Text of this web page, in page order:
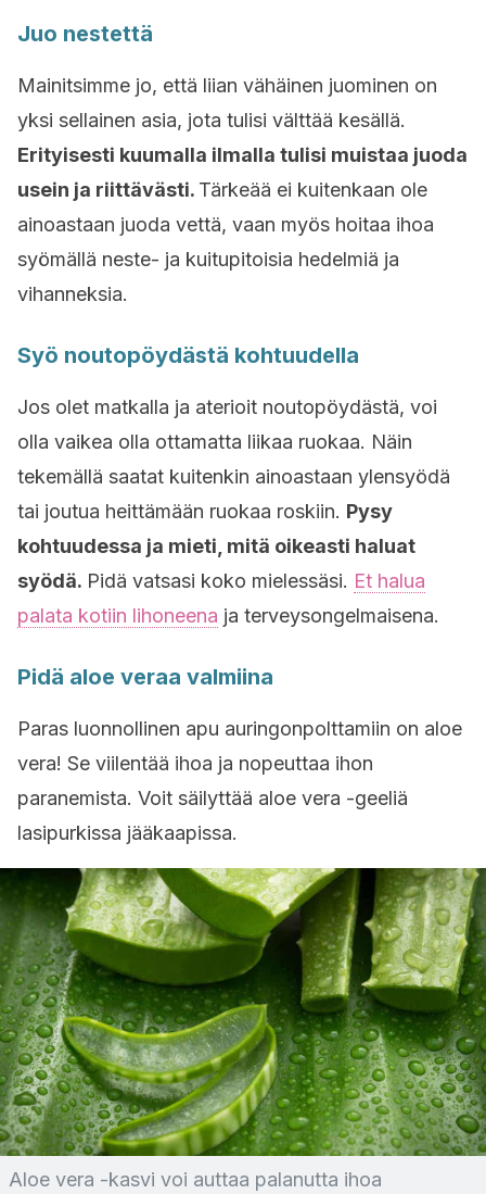
Juo nestettä
Mainitsimme jo, että liian vähäinen juominen on
yksi sellainen asia, jota tulisi välttää kesällä.
Erityisesti kuumalla ilmalla tulisi muistaa juoda
usein ja riittävästi. Tärkeää ei kuitenkaan ole
ainoastaan juoda vettä, vaan myös hoitaa ihoa
syömällä neste- ja kuitupitoisia hedelmiä ja
vihanneksia.
Syö noutopöydästä kohtuudella
Jos olet matkalla ja aterioit noutopöydästä, voi
olla vaikea olla ottamatta liikaa ruokaa. Näin
tekemällä saatat kuitenkin ainoastaan ylensyödä
tai joutua heittämään ruokaa roskiin. Pysy
kohtuudessa ja mieti, mitä oikeasti haluat
syödä. Pidä vatsasi koko mielessäsi. Et halua
palata kotiin lihoneena ja terveysongelmaisena.
Pidä aloe veraa valmiina
Paras luonnollinen apu auringonpolttamiin on aloe
vera! Se viilentää ihoa ja nopeuttaa ihon
paranemista. Voit säilyttää aloe vera -geeliä
lasipurkissa jääkaapissa.
Aloe vera -kasvi voi auttaa palanutta ihoa